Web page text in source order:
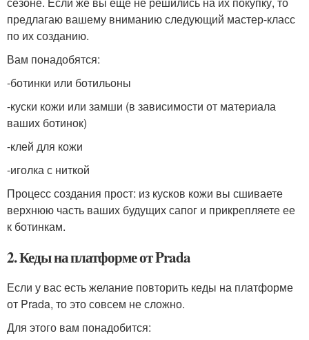
предлагаю вашему вниманию следующий мастер-класс
по их созданию.
Вам понадобятся:
-ботинки или ботильоны
-куски кожи или замши (в зависимости от материала
ваших ботинок)
-клей для кожи
-иголка с ниткой
Процесс создания прост: из кусков кожи вы сшиваете
верхнюю часть ваших будущих сапог и прикрепляете ее
к ботинкам.
2. Кеды на платформе от Prada
Если у вас есть желание повторить кеды на платформе
от Prada, то это совсем не сложно.
Для этого вам понадобится: